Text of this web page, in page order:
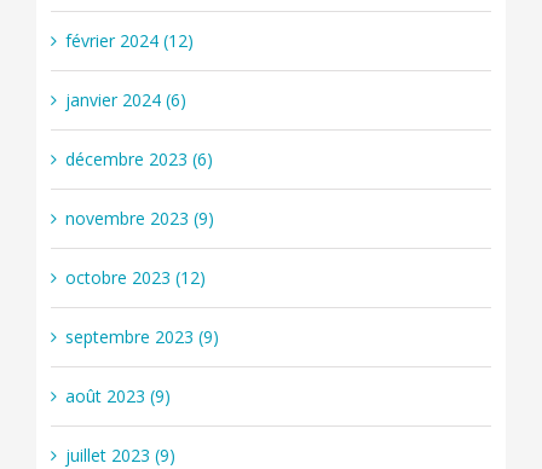
février 2024 (12)
janvier 2024 (6)
décembre 2023 (6)
novembre 2023 (9)
octobre 2023 (12)
septembre 2023 (9)
août 2023 (9)
juillet 2023 (9)